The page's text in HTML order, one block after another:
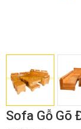
Sofa Gỗ Gõ